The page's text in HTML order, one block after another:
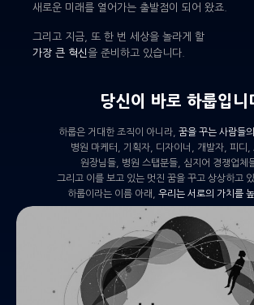
새로운 미래를 열어가는 출발점이 되어 왔죠.
그리고 지금, 또 한 번 세상을 놀라게 할
가장 큰 혁신을 준비하고 있습니다.
당신이 바로 하룹입니
하룹은 거대한 조직이 아니라, 꿈을 꾸는 사람들
병원 마케터, 기획자, 디자이너, 개발자, 피디,
원장님들, 병원 스탭분들, 심지어 경쟁업체
그리고 이를 보고 있는 멋진 꿈을 꾸고 상상하고
하룹이라는 이름 아래, 우리는 서로의 가치를